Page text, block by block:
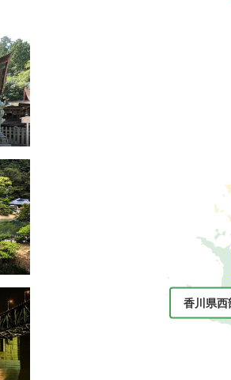
香川県西